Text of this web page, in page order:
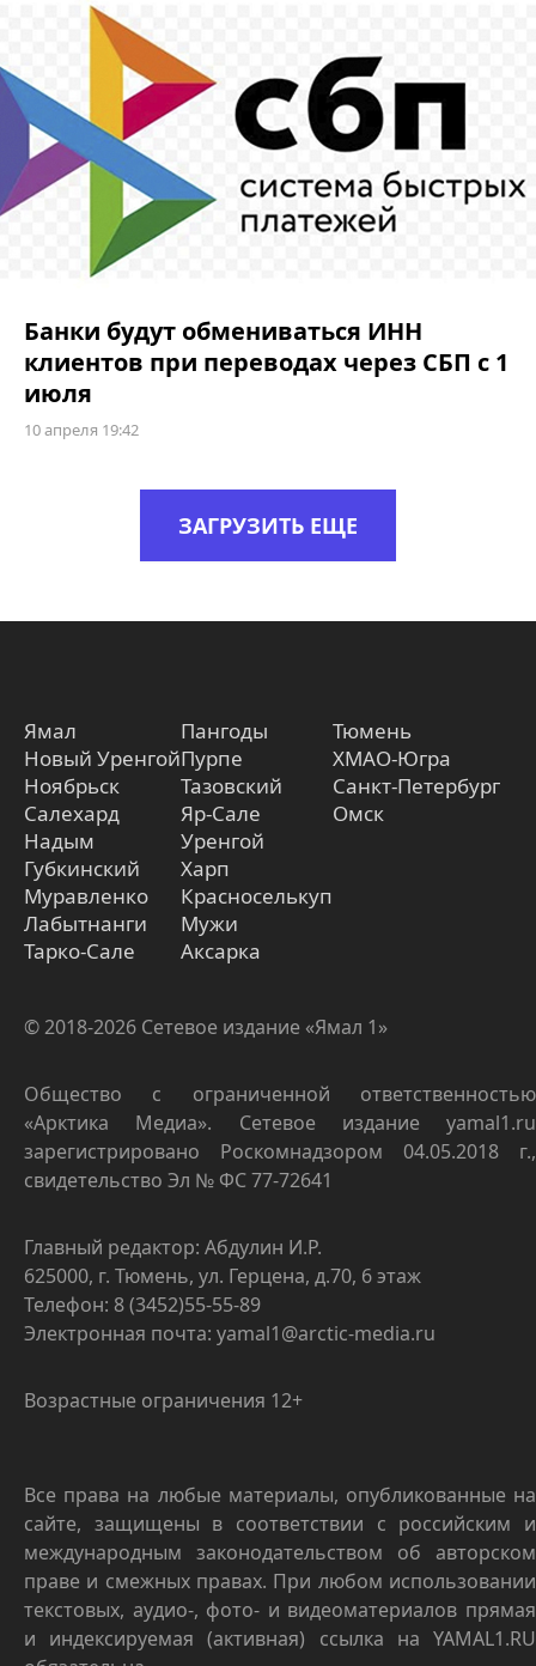
Банки будут обмениваться ИНН
клиентов при переводах через СБП с 1
июля
10 апреля 19:42
ЗАГРУЗИТЬ ЕЩЕ
Ямал
Новый Уренгой
Ноябрьск
Салехард
Надым
Губкинский
Муравленко
Лабытнанги
Тарко-Сале
Пангоды
Пурпе
Тазовский
Яр-Сале
Уренгой
Харп
Красноселькуп
Мужи
Аксарка
Тюмень
ХМАО-Югра
Санкт-Петербург
Омск
© 2018-2026 Сетевое издание «Ямал 1»
Общество с ограниченной ответственностью
«Арктика Медиа». Сетевое издание yamal1.ru
зарегистрировано Роскомнадзором 04.05.2018 г.,
свидетельство Эл № ФС 77-72641
Главный редактор: Абдулин И.Р.
625000, г. Тюмень, ул. Герцена, д.70, 6 этаж
Телефон: 8 (3452)55-55-89
Электронная почта: yamal1@arctic-media.ru
Возрастные ограничения 12+
Все права на любые материалы, опубликованные на
сайте, защищены в соответствии с российским и
международным законодательством об авторском
праве и смежных правах. При любом использовании
текстовых, аудио-, фото- и видеоматериалов прямая
и индексируемая (активная) ссылка на YAMAL1.RU